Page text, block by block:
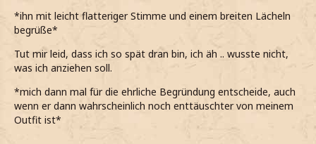
*ihn mit leicht flatteriger Stimme und einem breiten Lächeln
begrüße*
Tut mir leid, dass ich so spät dran bin, ich äh .. wusste nicht,
was ich anziehen soll.
*mich dann mal für die ehrliche Begründung entscheide, auch
wenn er dann wahrscheinlich noch enttäuschter von meinem
Outfit ist*